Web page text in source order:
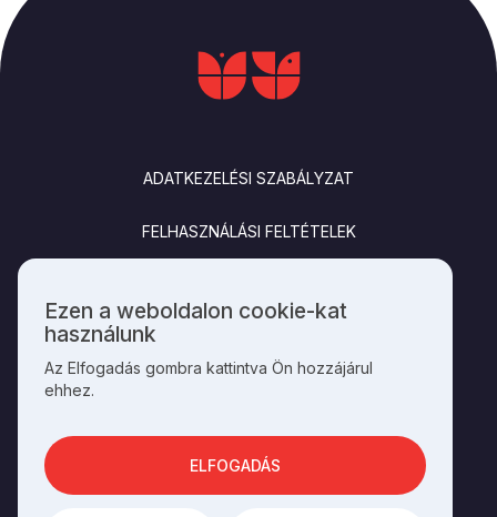
ADATKEZELÉSI SZABÁLYZAT
FELHASZNÁLÁSI FELTÉTELEK
SOCIALS
Személyes
adatok
és
cookie-
használata
Ezen a weboldalon cookie-kat
használunk
Az Elfogadás gombra kattintva Ön hozzájárul
ehhez.
ELFOGADÁS